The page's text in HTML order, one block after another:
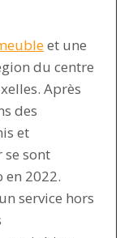
et une
du centre
Après
des
et
se sont
en 2022.
service hors